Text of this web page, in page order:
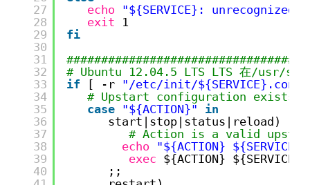
27
28
29
30
31
32
33
34
35
36
37
38
39
40
echo
"${SERVICE}: unrecognized
exit
1
fi
#################################
# Ubuntu 12.04.5 LTS LTS 在/usr/
if
[ -r "/etc/init/${SERVICE}.conf"
# Upstart configuration exists
case "${ACTION}"
in
start|stop|status|reload)
# Action is a valid
echo
"${ACTION} ${SERVICE}
exec ${ACTION} ${SERVICE}
;;